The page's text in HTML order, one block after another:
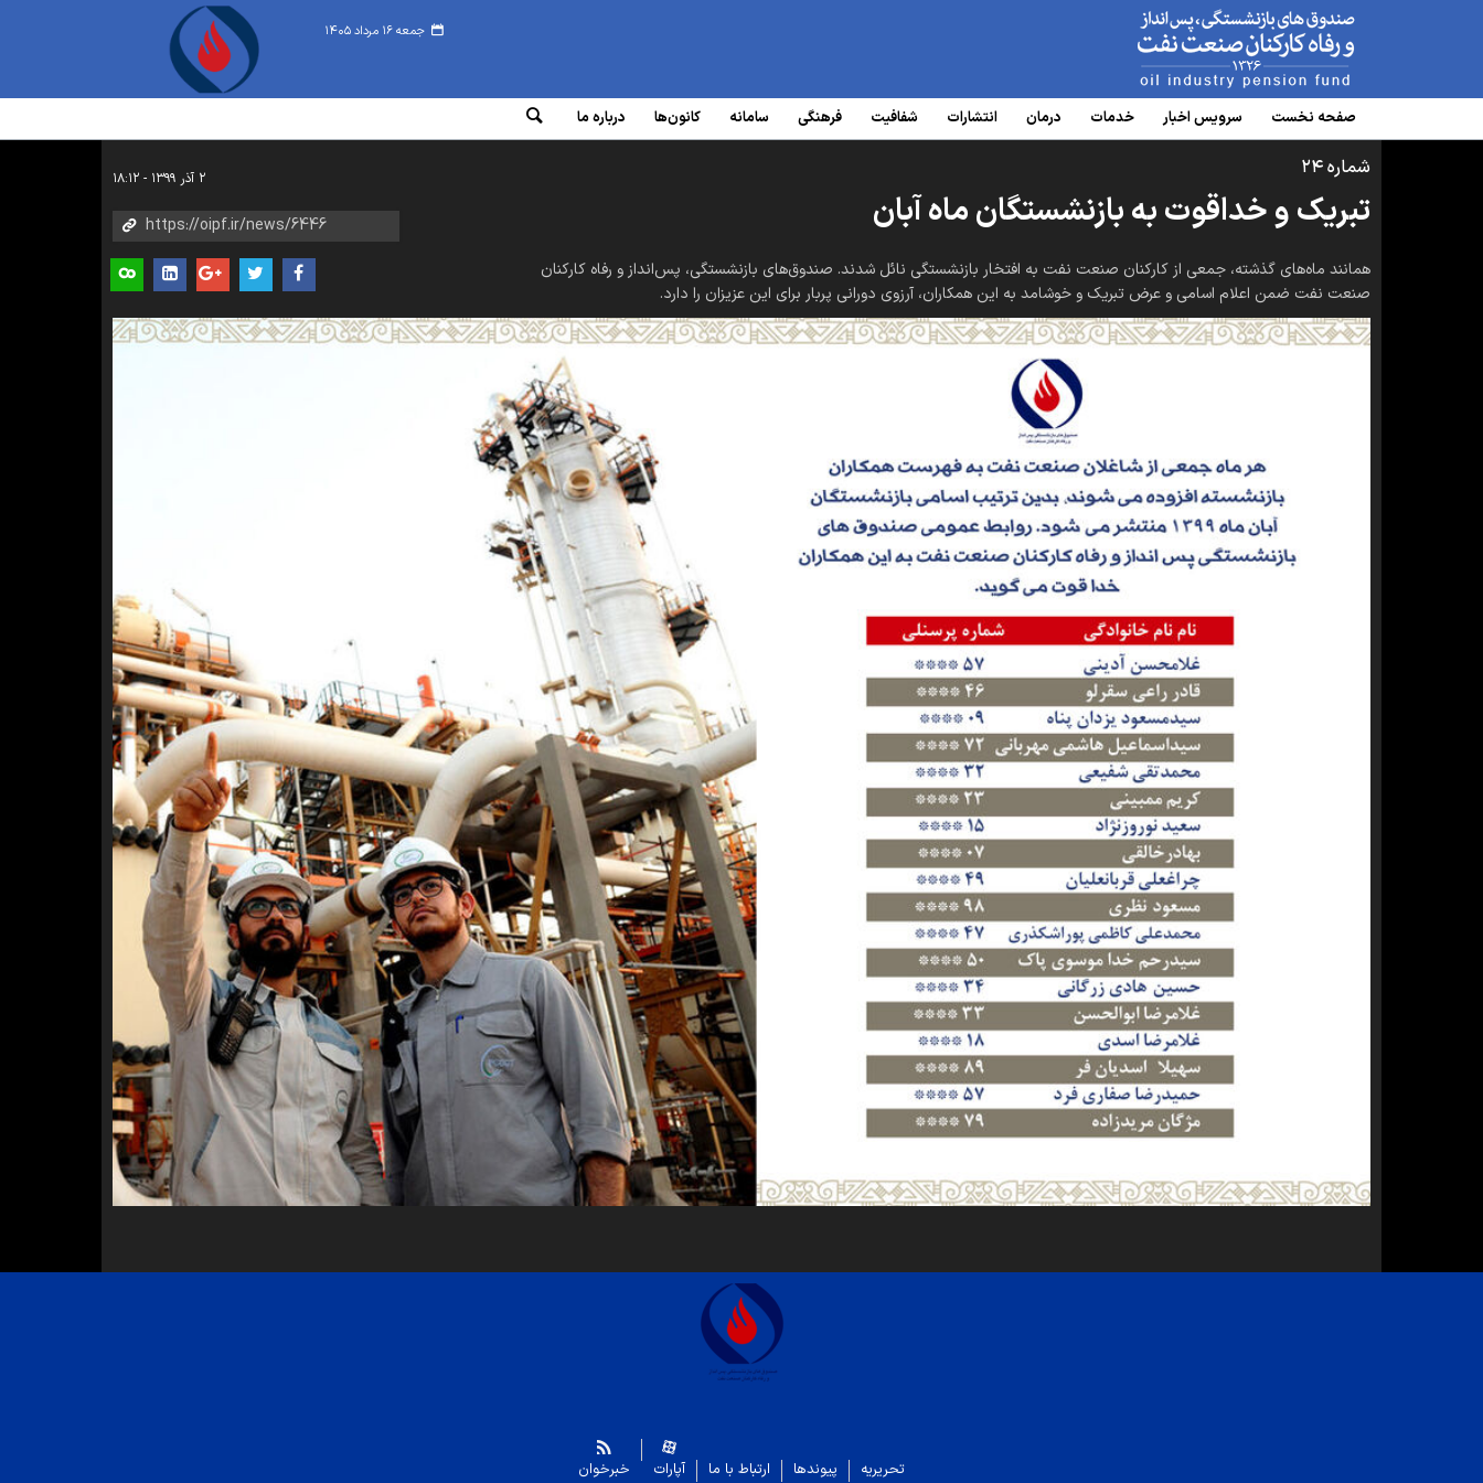
جمعه ۱۶ مرداد ۱۴۰۵ www.oipf.ir
صفحه نخست سرویس‌ اخبار خدمات درمان انتشارات شفافیت فرهنگی سامانه‌ کانون‌ها درباره ما
شماره ۲۴
تبریک و خداقوت به بازنشستگان ماه آبان
همانند ماه‌های گذشته، جمعی از کارکنان صنعت نفت به افتخار بازنشستگی نائل شدند. صندوق‌های بازنشستگی، پس‌انداز و رفاه کارکنان
صنعت نفت ضمن اعلام اسامی و عرض تبریک و خوشامد به این همکاران، آرزوی دورانی پربار برای این عزیزان را دارد.
۲ آذر ۱۳۹۹ - ۱۸:۱۲
تحریریه پیوندها ارتباط با ما آپارات خبرخوان